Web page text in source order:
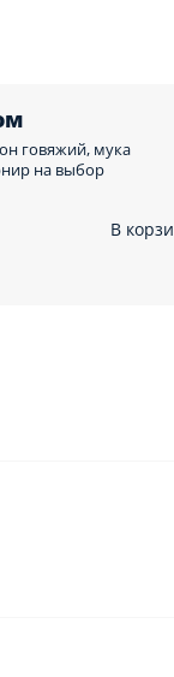
говяжий, мука
на выбор
В